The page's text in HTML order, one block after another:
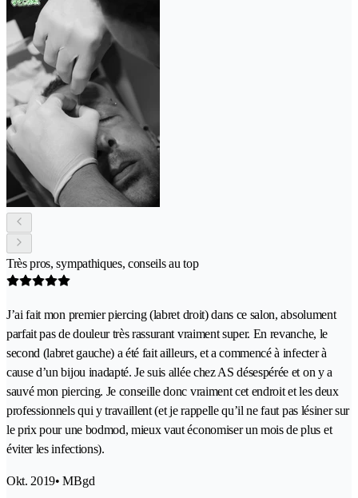
Très pros, sympathiques, conseils au top
J’ai fait mon premier piercing (labret droit) dans ce salon, absolument
parfait pas de douleur très rassurant vraiment super. En revanche, le
second (labret gauche) a été fait ailleurs, et a commencé à infecter à
cause d’un bijou inadapté. Je suis allée chez AS désespérée et on y a
sauvé mon piercing. Je conseille donc vraiment cet endroit et les deux
professionnels qui y travaillent (et je rappelle qu’il ne faut pas lésiner sur
le prix pour une bodmod, mieux vaut économiser un mois de plus et
éviter les infections).
Okt. 2019• MBgd